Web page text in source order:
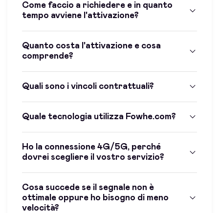
Come faccio a richiedere e in quanto
tempo avviene l'attivazione?
Quanto costa l'attivazione e cosa
comprende?
Quali sono i vincoli contrattuali?
Quale tecnologia utilizza Fowhe.com?
Ho la connessione 4G/5G, perché
dovrei scegliere il vostro servizio?
Cosa succede se il segnale non è
ottimale oppure ho bisogno di meno
velocità?